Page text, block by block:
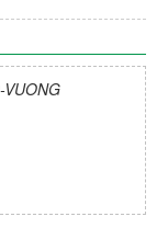
VUONG